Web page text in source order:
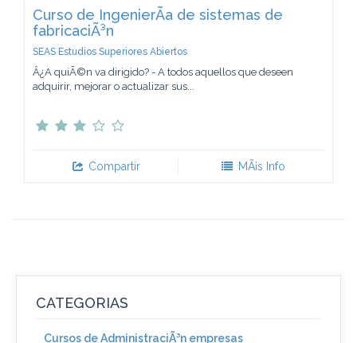
Curso de IngenierÃ­a de sistemas de
fabricaciÃ³n
SEAS Estudios Superiores Abiertos
Â¿A quiÃ©n va dirigido? - A todos aquellos que deseen
adquirir, mejorar o actualizar sus...
Compartir MÃ¡s Info
CATEGORIAS
Cursos de AdministraciÃ³n empresas